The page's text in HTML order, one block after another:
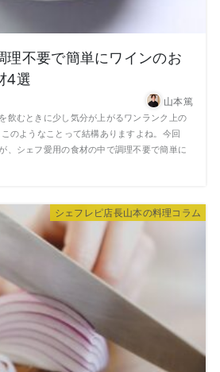
理不要で簡単にワインのお
4選
山本篤
飲むときに少し気分が上がるワンランク上の
のようなことって結構ありますよね。今回
、シェフ愛用の食材の中で調理不要で簡単に
シェフレピ店長山本の料理コラム